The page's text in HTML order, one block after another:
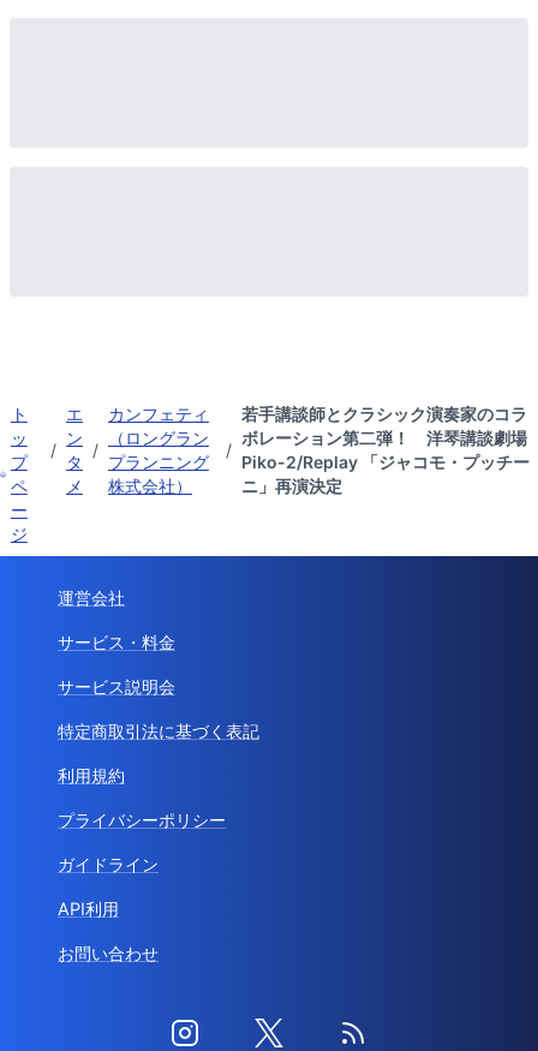
ト
ッ
プ
ペ
ー
ジ
/
エ
ン
タ
メ
/
カンフェティ
（ロングラン
プランニング
株式会社）
/
若手講談師とクラシック演奏家のコラ
ボレーション第二弾！ 洋琴講談劇場
Piko-2/Replay 「ジャコモ・プッチー
ニ」再演決定
運営会社
サービス・料金
サービス説明会
特定商取引法に基づく表記
利用規約
プライバシーポリシー
ガイドライン
API利用
お問い合わせ